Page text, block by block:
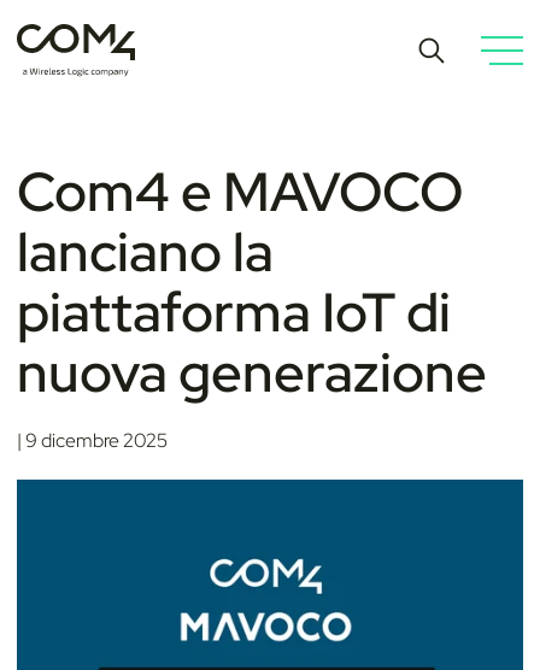
Com4 e MAVOCO
lanciano la
piattaforma IoT di
nuova generazione
| 9 dicembre 2025